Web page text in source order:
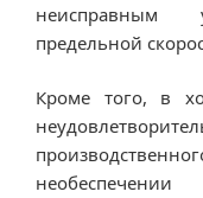
неисправным
предельной
Кроме того, в